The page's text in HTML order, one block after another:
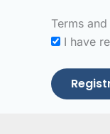
Terms
I have